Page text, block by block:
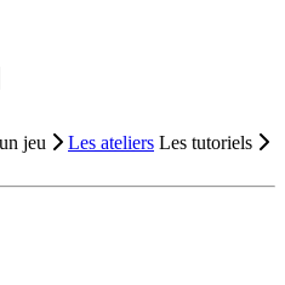
jeu Les ateliers Les tutoriels